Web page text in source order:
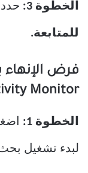
الخطوة 3: حدد
للمتابعة.
فرض
Monitor
الخطوة 1:
لبدء تشغيل